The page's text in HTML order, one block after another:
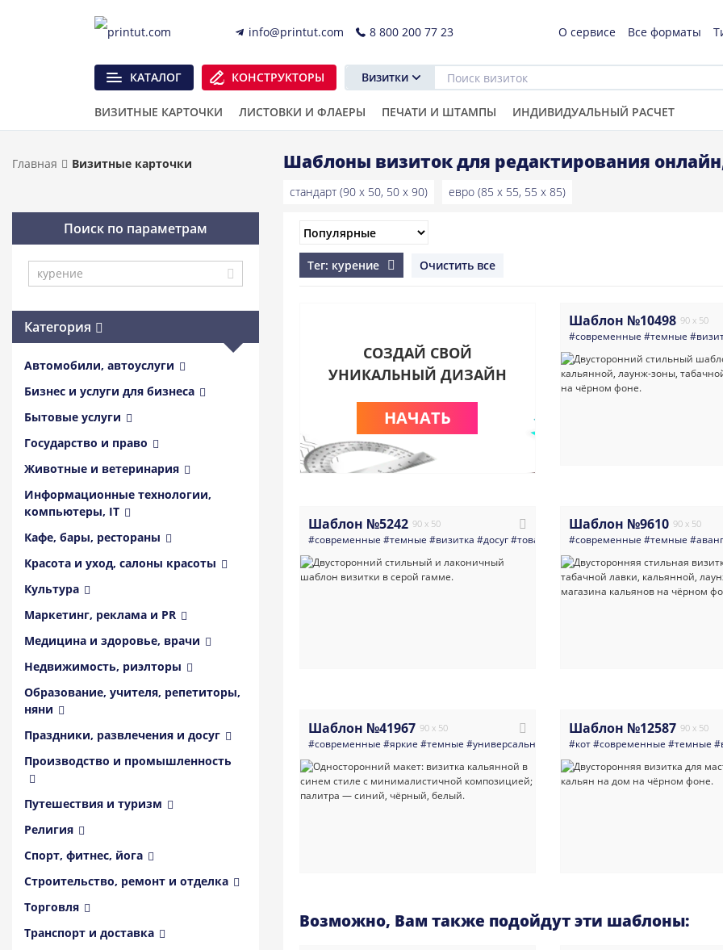
info@printut.com 8 800 200 77 23 О сервисе Все форматы
КАТАЛОГ КОНСТРУКТОРЫ Визитки
ВИЗИТНЫЕ КАРТОЧКИ ЛИСТОВКИ И ФЛАЕРЫ ПЕЧАТИ И ШТАМПЫ ИНДИВИДУАЛЬНЫЙ РАСЧЕТ
Главная Визитные карточки Шаблоны визиток для редактирования
стандарт (90 x 50, 50 x 90) евро (85 x 55, 55 x 85)
Поиск по параметрам
Категория
Автомобили, автоуслуги
Бизнес и услуги для бизнеса
Бытовые услуги
Государство и право
Животные и ветеринария
Информационные технологии,
компьютеры, IT
Кафе, бары, рестораны
Красота и уход, салоны красоты
Культура
Маркетинг, реклама и PR
Медицина и здоровье, врачи
Недвижимость, риэлторы
Образование, учителя, репетиторы,
няни
Праздники, развлечения и досуг
Производство и промышленность
Путешествия и туризм
Религия
Спорт, фитнес, йога
Строительство, ремонт и отделка
Торговля
Транспорт и доставка
Тег: курение Очистить все
СОЗДАЙ СВОЙ
УНИКАЛЬНЫЙ ДИЗАЙН
НАЧАТЬ
Шаблон №10498 90 x 50
#современные #темные
Шаблон №5242 90 x 50
#современные #темные #визитка #досуг#товары_для_отдыха_и_туризма
Шаблон №9610 90 x 50
#современные #темные
Шаблон №41967 90 x 50
#современные #яркие #темные #универсальные #визитка#услуги_для_бизнеса
Шаблон №12587 90 x 50
#кот#современные #темные
Возможно, Вам также подойдут эти шаблоны: